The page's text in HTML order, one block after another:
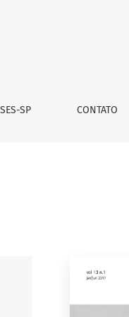
SP CONTATO